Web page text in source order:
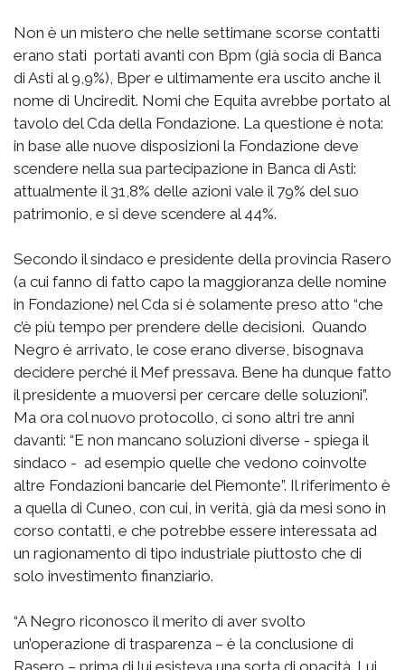
Non è un mistero che nelle settimane scorse contatti
erano stati portati avanti con Bpm (già socia di Banca
di Asti al 9,9%), Bper e ultimamente era uscito anche il
nome di Unciredit. Nomi che Equita avrebbe portato al
tavolo del Cda della Fondazione. La questione è nota:
in base alle nuove disposizioni la Fondazione deve
scendere nella sua partecipazione in Banca di Asti:
attualmente il 31,8% delle azioni vale il 79% del suo
patrimonio, e si deve scendere al 44%.
Secondo il sindaco e presidente della provincia Rasero
(a cui fanno di fatto capo la maggioranza delle nomine
in Fondazione) nel Cda si è solamente preso atto “che
c’è più tempo per prendere delle decisioni. Quando
Negro è arrivato, le cose erano diverse, bisognava
decidere perché il Mef pressava. Bene ha dunque fatto
il presidente a muoversi per cercare delle soluzioni”.
Ma ora col nuovo protocollo, ci sono altri tre anni
davanti: “E non mancano soluzioni diverse - spiega il
sindaco - ad esempio quelle che vedono coinvolte
altre Fondazioni bancarie del Piemonte”. Il riferimento è
a quella di Cuneo, con cui, in verità, già da mesi sono in
corso contatti, e che potrebbe essere interessata ad
un ragionamento di tipo industriale piuttosto che di
solo investimento finanziario.
“A Negro riconosco il merito di aver svolto
un’operazione di trasparenza – è la conclusione di
Rasero – prima di lui esisteva una sorta di opacità. Lui